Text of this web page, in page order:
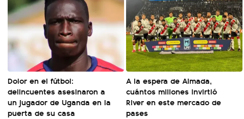
Dolor en el fútbol:
delincuentes asesinaron a
un jugador de Uganda en la
puerta de su casa
A la espera de Almada,
cuántos millones invirtió
River en este mercado de
pases